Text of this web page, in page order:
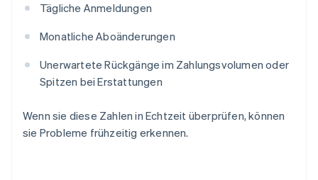
Tägliche Anmeldungen
Monatliche Aboänderungen
Unerwartete Rückgänge im Zahlungsvolumen oder
Spitzen bei Erstattungen
Wenn sie diese Zahlen in Echtzeit überprüfen, können
sie Probleme frühzeitig erkennen.